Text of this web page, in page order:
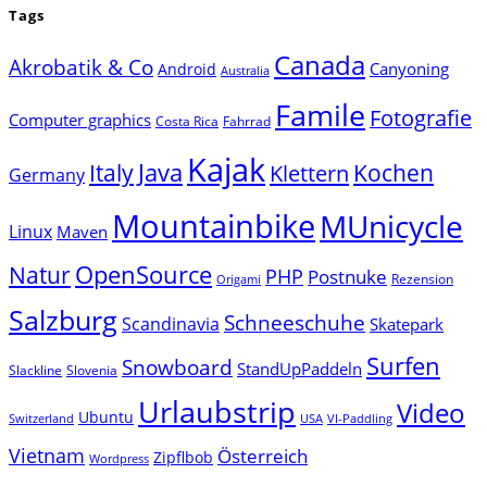
Tags
Akrobatik & Co Android Australia Canada Canyoning
Computer graphics Costa Rica Fahrrad Famile Fotografie
Germany Italy Java Kajak Klettern Kochen
Linux Maven MountainbikeMUnicycle
NaturOpenSource Origami PHP Postnuke Rezension
SalzburgScandinavia Schneeschuhe Skatepark
Slackline Slovenia Snowboard StandUpPaddeln Surfen
Switzerland Ubuntu Urlaubstrip USA VI-Paddling Video
Vietnam Wordpress Zipflbob Österreich